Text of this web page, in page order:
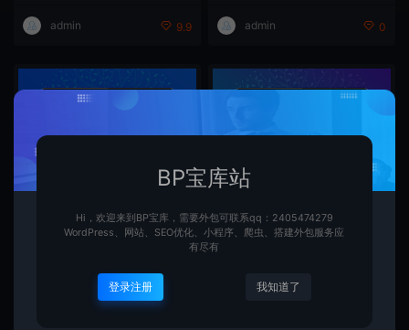
admin 9.9 admin 0
欢送会PPT模板
admin
BP宝库站
Hi，欢迎来到BP宝库，需要外包可联系qq：2405474279
WordPress、网站、SEO优化、小程序、爬虫、搭建外包服务应
有尽有
登录注册 我知道了